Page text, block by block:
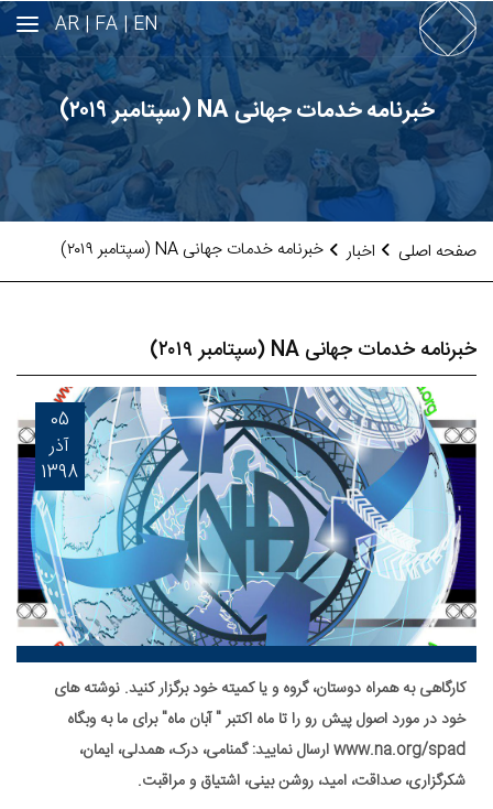
EN |
FA |
AR
خبرنامه خدمات جهانی NA (سپتامبر ۲۰۱۹)
صفحه اصلی اخبار خبرنامه خدمات جهانی NA (سپتامبر ۲۰۱۹)
خبرنامه خدمات جهانی NA (سپتامبر ۲۰۱۹)
05
آذر
1398
کارگاهی به همراه دوستان، گروه و یا کمیته خود برگزار کنید. نوشته های
خود در مورد اصول پیش رو را تا ماه اکتبر " آبان ماه" برای ما به وبگاه
www.na.org/spad ارسال نمایید: گمنامی، درک، همدلی، ایمان،
شکرگزاری، صداقت، امید، روشن بینی، اشتیاق و مراقبت.